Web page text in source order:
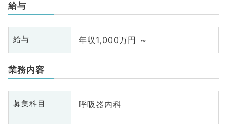
給与
給与 年収1,000万円 ～
業務内容
募集科目 呼吸器内科